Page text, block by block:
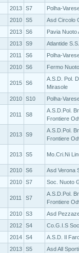
2013 S7
Polha-
2010 S5
Asd Circolo
2013 S6
Pavia Nuoto
2013 S9
Atlantide
2011 S6
Polha-
2010 S6 Fermo
2015 S6
A.S.D. Pol.
Mirasole
2010 S10 Polha-
2011 S8
A.S.D.Pol.
Frontiere
2013 S9
A.S.D.Pol.
Frontiere
2013 S5 Mo.Cri.Ni
2010 S6
Asd Verona
2010 S7 Soc. Nuoto
2011 S7
A.S.D.Pol.
Frontiere
2010 S3
Asd
2012 S4
Co.G.I.S
2014 S4
A.S.D. Il
2013 S5 Asd All